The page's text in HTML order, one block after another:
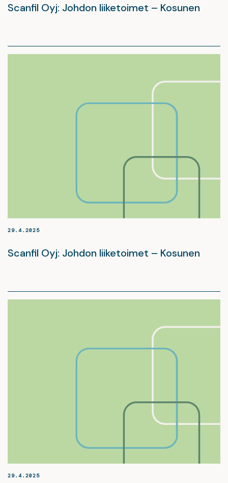
Scanfil Oyj: Johdon liiketoimet – Kosunen
29.4.2025
Scanfil Oyj: Johdon liiketoimet – Kosunen
29.4.2025